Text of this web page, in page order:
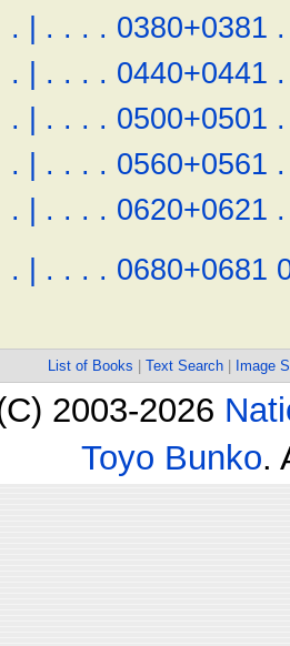
. | . . . . 0380+0381 .
. | . . . . 0440+0441 .
. | . . . . 0500+0501 .
. | . . . . 0560+0561 .
. | . . . . 0620+0621 .
. | . . . . 0680+0681
List of Books Text Search Image
2003-2026
Toyo Bunko.